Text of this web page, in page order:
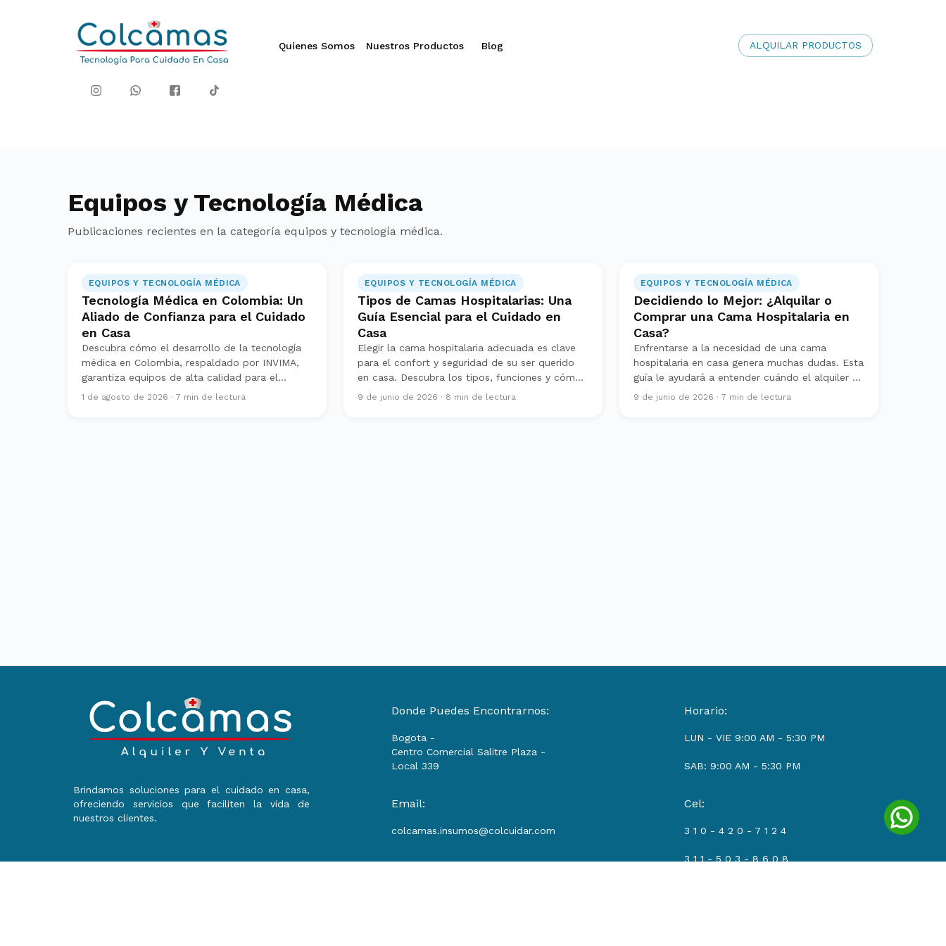
Quienes Somos Nuestros Productos Blog ALQUILAR PRODUCTOS
Equipos y Tecnología Médica
Publicaciones recientes en la categoría equipos y tecnología médica.
EQUIPOS Y TECNOLOGÍA MÉDICA
Tecnología Médica en Colombia: Un
Aliado de Confianza para el Cuidado
en Casa
Descubra cómo el desarrollo de la tecnología
médica en Colombia, respaldado por INVIMA,
garantiza equipos de alta calidad para el
cuidado domiciliario, brindando tranquilidad a
1 de agosto de 2026 · 7 min de lectura
EQUIPOS Y TECNOLOGÍA MÉDICA
Tipos de Camas Hospitalarias: Una
Guía Esencial para el Cuidado en
Casa
Elegir la cama hospitalaria adecuada es clave
para el confort y seguridad de su ser querido
en casa. Descubra los tipos, funciones y cómo
tomar la mejor decisión.
9 de junio de 2026 · 8 min de lectura
EQUIPOS Y TECNOLOGÍA MÉDICA
Decidiendo lo Mejor: ¿Alquilar o
Comprar una Cama Hospitalaria en
Casa?
Enfrentarse a la necesidad de una cama
hospitalaria en casa genera muchas dudas. Esta
guía le ayudará a entender cuándo el alquiler es
la mejor opción y cuándo considerar la compra,
9 de junio de 2026 · 7 min de lectura
Brindamos soluciones para el cuidado en casa,
ofreciendo servicios que faciliten la vida de
nuestros clientes.
Donde Puedes Encontrarnos:
Bogota -
Centro Comercial Salitre Plaza -
Local 339
Email:
colcamas.insumos@colcuidar.com
Horario:
LUN - VIE 9:00 AM - 5:30 PM
SAB: 9:00 AM - 5:30 PM
Cel:
3 1 0 - 4 2 0 - 7 1 2 4
3 1 1 - 5 0 3 - 8 6 0 8